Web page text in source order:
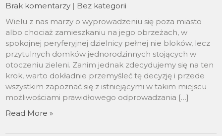
Brak komentarzy | Bez kategorii
Wielu z nas marzy o wyprowadzeniu się poza miasto
albo chociaż zamieszkaniu na jego obrzeżach, w
spokojnej peryferyjnej dzielnicy pełnej nie bloków, lecz
przytulnych domków jednorodzinnych stojących w
otoczeniu zieleni. Zanim jednak zdecydujemy się na ten
krok, warto dokładnie przemyśleć tę decyzję i przede
wszystkim zapoznać się z istniejącymi w takim miejscu
możliwościami prawidłowego odprowadzania […]
Read More »